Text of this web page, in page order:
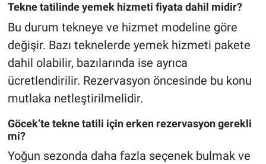
Tekne tatilinde yemek hizmeti fiyata dahil midir?
Bu durum tekneye ve hizmet modeline göre
değişir. Bazı teknelerde yemek hizmeti pakete
dahil olabilir, bazılarında ise ayrıca
ücretlendirilir. Rezervasyon öncesinde bu konu
mutlaka netleştirilmelidir.
Göcek’te tekne tatili için erken rezervasyon gerekli
mi?
Yoğun sezonda daha fazla seçenek bulmak ve